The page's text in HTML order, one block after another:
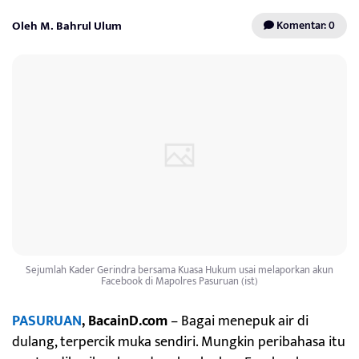
Oleh M. Bahrul Ulum Komentar: 0
Sejumlah Kader Gerindra bersama Kuasa Hukum usai melaporkan akun
Facebook di Mapolres Pasuruan (ist)
PASURUAN, BacainD.com– Bagai menepuk air di
dulang, terpercik muka sendiri. Mungkin peribahasa itu